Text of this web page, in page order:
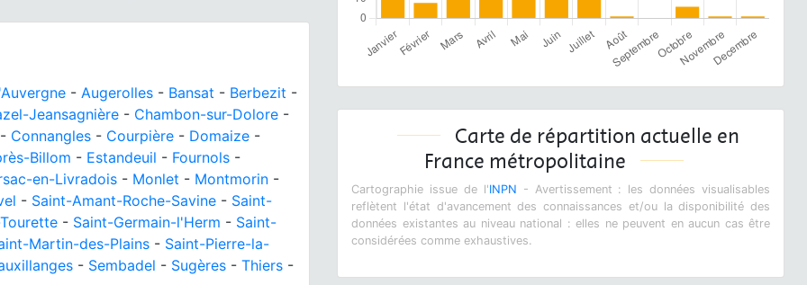
- Augerolles - Bansat - Berbezit -
Jeansagnière - Chambon-sur-Dolore -
Connangles - Courpière - Domaize -
Billom - Estandeuil - Fournols -
en-Livradois - Monlet - Montmorin -
- Saint-Amant-Roche-Savine - Saint-
- Saint-Germain-l'Herm - Saint-
Martin-des-Plains - Saint-Pierre-la-
- Sembadel - Sugères - Thiers -
Carte de répartition actuelle en
France métropolitaine
Cartographie issue de l'INPN - Avertissement : les données visualisables
reflètent l'état d'avancement des connaissances et/ou la disponibilité des
données existantes au niveau national : elles ne peuvent en aucun cas être
considérées comme exhaustives.